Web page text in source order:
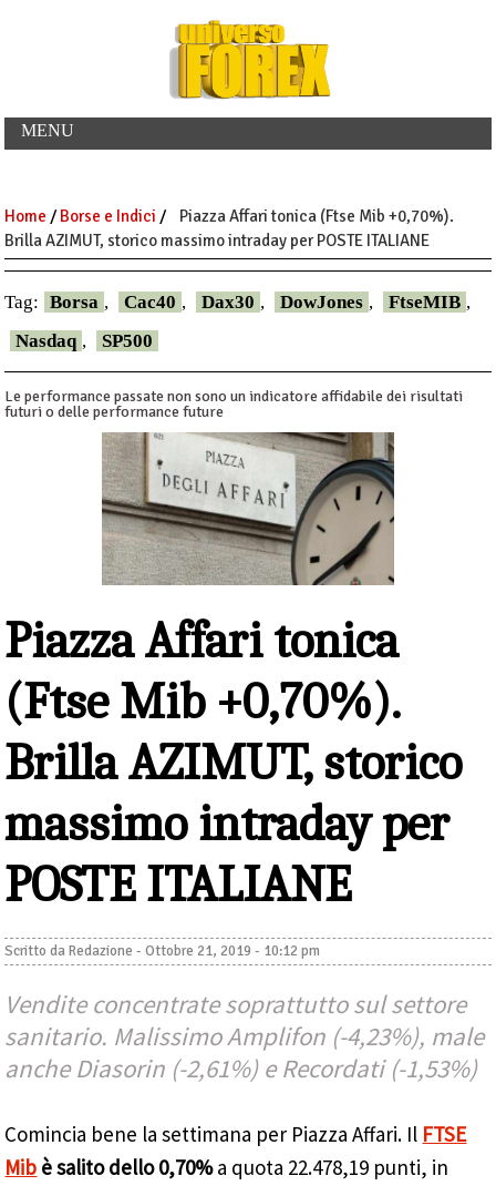
MENU
Home / Borse e Indici /
Piazza Affari tonica (Ftse Mib +0,70%).
Brilla AZIMUT, storico massimo intraday per POSTE ITALIANE
Tag: Borsa , Cac40 , Dax30 , DowJones , FtseMIB ,
Nasdaq , SP500
Le performance passate non sono un indicatore affidabile dei risultati
futuri o delle performance future
Piazza Affari tonica
(Ftse Mib +0,70%).
Brilla AZIMUT, storico
massimo intraday per
POSTE ITALIANE
Scritto daRedazione -Ottobre 21, 2019 - 10:12 pm
Vendite concentrate soprattutto sul settore
sanitario. Malissimo Amplifon (-4,23%), male
anche Diasorin (-2,61%) e Recordati (-1,53%)
Comincia bene la settimana per Piazza Affari. Il FTSE
Mib è salito dello 0,70%a quota 22.478,19 punti, in